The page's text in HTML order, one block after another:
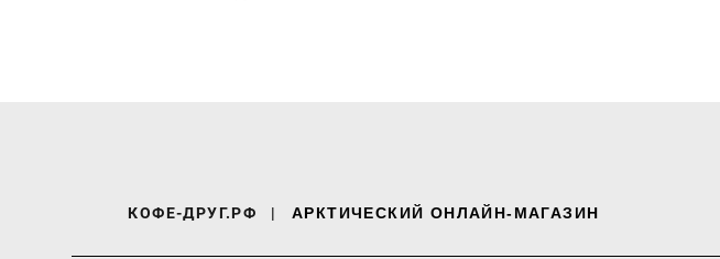
КОФЕ-ДРУГ.РФ | АРКТИЧЕСКИЙ ОНЛАЙН-МАГАЗИН